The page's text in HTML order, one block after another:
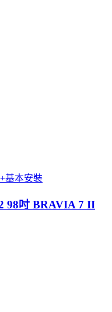
基本安裝
98吋 BRAVIA 7 II